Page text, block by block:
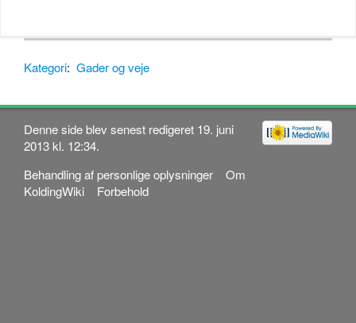
Kategori: Gader og veje
Denne side blev senest redigeret 19. juni
2013 kl. 12:34.
Behandling af personlige oplysninger
Om
KoldingWiki
Forbehold